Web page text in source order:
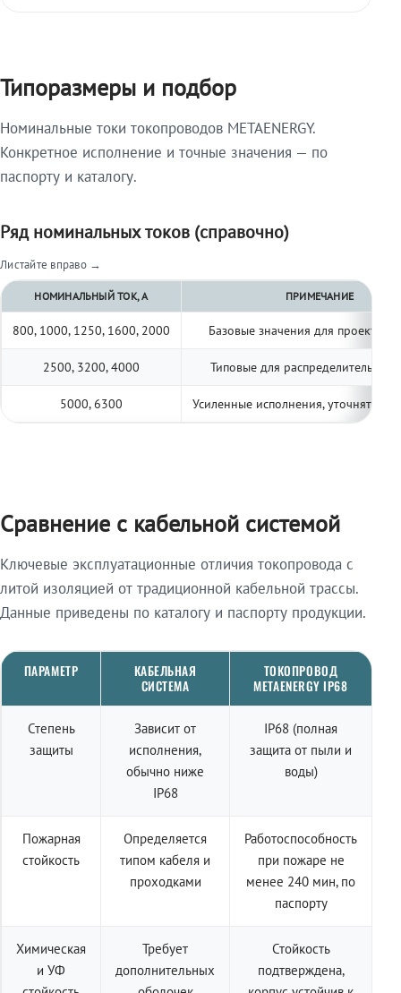
Типоразмеры и подбор
Номинальные токи токопроводов METAENERGY.
Конкретное исполнение и точные значения — по
паспорту и каталогу.
Ряд номинальных токов (справочно)
Листайте вправо →
НОМИНАЛЬНЫЙ ТОК, А ПРИМЕЧАНИЕ
800, 1000, 1250, 1600, 2000 Базовые значения для
2500, 3200, 4000 Типовые для распределительных
5000, 6300 Усиленные исполнения, уточнять по
Сравнение с кабельной системой
Ключевые эксплуатационные отличия токопровода с
литой изоляцией от традиционной кабельной трассы.
Данные приведены по каталогу и паспорту продукции.
ПАРАМЕТР
КАБЕЛЬНАЯ
СИСТЕМА
ТОКОПРОВОД
METAENERGY IP68
Степень
защиты
Зависит от
исполнения,
обычно ниже
IP68
IP68 (полная
защита от пыли и
воды)
Пожарная
стойкость
Определяется
типом кабеля и
проходками
Работоспособность
при пожаре не
менее 240 мин, по
паспорту
Химическая
и УФ
Требует
дополнительных
Стойкость
подтверждена,